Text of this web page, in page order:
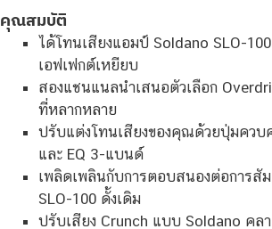
คุณสมบัติ
ได้โทนเสียงแอมป์ Soldano SLO-
เอฟเฟกต์เหยียบ
สองแชนแนลนำเสนอตัวเลือก
ที่หลากหลาย
ปรับแต่งโทนเสียงของคุณด้วยปุ่มควบ
และ EQ 3-แบนด์
เพลิดเพลินกับการตอบสนองต่อการสั
SLO-100 ดั้งเดิม
ปรับเสียง Crunch แบบ Soldano ค